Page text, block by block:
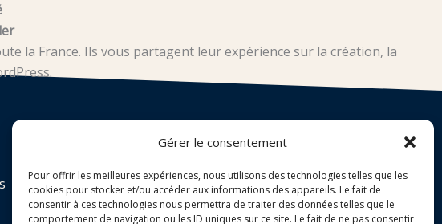
Gérer le consentement
Pour offrir les meilleures expériences, nous utilisons des technologies telles que les
cookies pour stocker et/ou accéder aux informations des appareils. Le fait de
consentir à ces technologies nous permettra de traiter des données telles que le
comportement de navigation ou les ID uniques sur ce site. Le fait de ne pas consentir
la France. Ils vous partagent leur expérience sur la création, la
Me contacter
E-mail :crea-online@outlook.r